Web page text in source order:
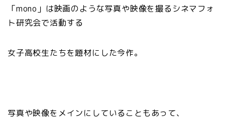
「mono」は映画のような写真や映像を撮るシネマフォ
ト研究会で活動する
女子高校生たちを題材にした今作。
写真や映像をメインにしていることもあって、